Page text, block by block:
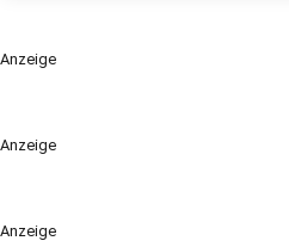
Anzeige
Anzeige
Anzeige